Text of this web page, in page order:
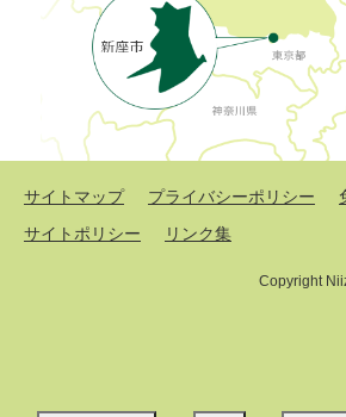
サイトマップ プライバシーポリシー
サイトポリシー
リンク集
Copyright